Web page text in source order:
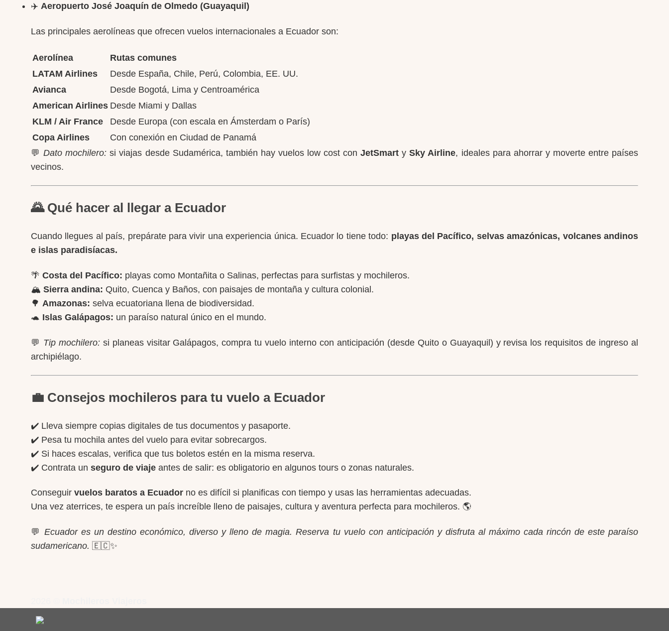
✈️ Aeropuerto José Joaquín de Olmedo (Guayaquil)
Las principales aerolíneas que ofrecen vuelos internacionales a Ecuador son:
Aerolínea
Rutas comunes
LATAM Airlines
Desde España, Chile, Perú, Colombia, EE. UU.
Avianca
Desde Bogotá, Lima y Centroamérica
American Airlines Desde Miami y Dallas
KLM / Air France
Desde Europa (con escala en Ámsterdam o París)
Copa Airlines
Con conexión en Ciudad de Panamá
💬Dato mochilero: si viajas desde Sudamérica, también hay vuelos low cost conJetSmart ySky Airline, ideales para ahorrar y moverte entre países
vecinos.
🌄 Qué hacer al llegar a Ecuador
Cuando llegues al país, prepárate para vivir una experiencia única. Ecuador lo tiene todo: playas del Pacífico, selvas amazónicas, volcanes andinos
e islas paradisíacas.
🌴 Costa del Pacífico: playas como Montañita o Salinas, perfectas para surfistas y mochileros.
🏔️ Sierra andina: Quito, Cuenca y Baños, con paisajes de montaña y cultura colonial.
🌳 Amazonas: selva ecuatoriana llena de biodiversidad.
🐢 Islas Galápagos: un paraíso natural único en el mundo.
💬 Tip mochilero:si planeas visitar Galápagos, compra tu vuelo interno con anticipación (desde Quito o Guayaquil) y revisa los requisitos de ingreso al
archipiélago.
💼 Consejos mochileros para tu vuelo a Ecuador
✔️ Lleva siempre copias digitales de tus documentos y pasaporte.
✔️ Pesa tu mochila antes del vuelo para evitar sobrecargos.
✔️ Si haces escalas, verifica que tus boletos estén en la misma reserva.
✔️ Contrata un seguro de viaje antes de salir: es obligatorio en algunos tours o zonas naturales.
Conseguir vuelos baratos a Ecuador no es difícil si planificas con tiempo y usas las herramientas adecuadas.
Una vez aterrices, te espera un país increíble lleno de paisajes, cultura y aventura perfecta para mochileros. 🌎
💬Ecuador es un destino económico, diverso y lleno de magia. Reserva tu vuelo con anticipación y disfruta al máximo cada rincón de este paraíso
sudamericano. 🇪🇨✨